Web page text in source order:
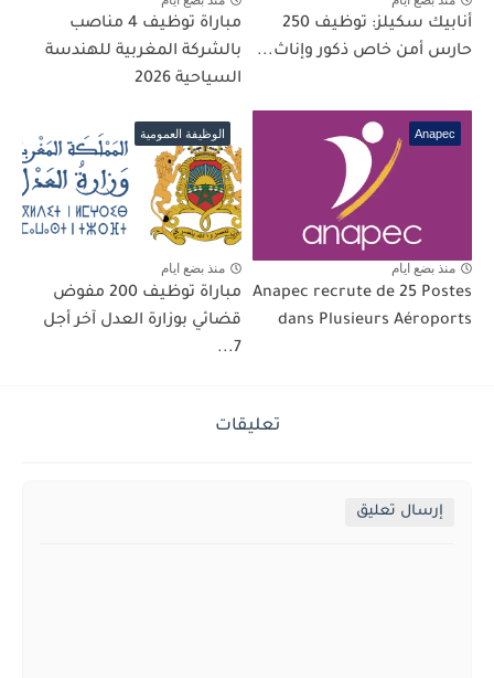
أنابيك سكيلز: توظيف 250
حارس أمن خاص ذكور وإناث...
مباراة توظيف 4 مناصب
بالشركة المغربية للهندسة
السياحية 2026
Anapec
منذ بضع ايام
Anapec recrute de 25 Postes
dans Plusieurs Aéroports
الوظيفة العمومية
منذ بضع ايام
مباراة توظيف 200 مفوض
قضائي بوزارة العدل آخر أجل
7...
تعليقات
إرسال تعليق